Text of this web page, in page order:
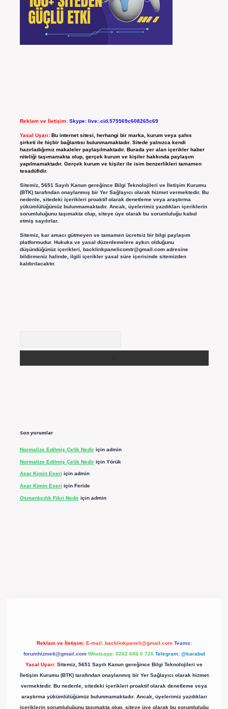
Reklam ve İletişim: Skype: live:.cid.575569c608265c69
Yasal Uyarı: Bu internet sitesi, herhangi bir marka, kurum veya şahıs
şirketi ile hiçbir bağlantısı bulunmamaktadır. Sitede yalnızca kendi
hazırladığımız makaleler paylaşılmaktadır. Burada yer alan içerikler haber
niteliği taşımamakta olup, gerçek kurum ve kişiler hakkında paylaşım
yapılmamaktadır. Gerçek kurum ve kişiler ile isim benzerlikleri tamamen
tesadüfidir.
Sitemiz, 5651 Sayılı Kanun gereğince Bilgi Teknolojileri ve İletişim Kurumu
(BTK) tarafından onaylanmış bir Yer Sağlayıcı olarak hizmet vermektedir. Bu
nedenle, sitedeki içerikleri proaktif olarak denetleme veya araştırma
yükümlülüğümüz bulunmamaktadır. Ancak, üyelerimiz yazdıkları içeriklerin
sorumluluğunu taşımakta olup, siteye üye olarak bu sorumluluğu kabul
etmiş sayılırlar.
Sitemiz, kar amacı gütmeyen ve tamamen ücretsiz bir bilgi paylaşım
platformudur. Hukuka ve yasal düzenlemelere aykırı olduğunu
düşündüğünüz içerikleri, backlinkpanelicomtr@gmail.comadresine
bildirmeniz halinde, ilgili içerikler yasal süre içerisinde sitemizden
kaldırılacaktır.
Son yorumlar
Normalize Edilmiş Çelik Nediriçin admin
Normalize Edilmiş Çelik Nediriçin Yörük
Asar Kimin Eseri için admin
Asar Kimin Eseri için Feride
Osmanlıcılık Fikri Nediriçin admin
Reklam ve İletişim: E-mail: backlinkpaneli@gmail.com Teams:
forumhizmeti@gmail.com Whatsapp: 0262 606 0 726 Telegram: @karabul
Yasal Uyarı: Sitemiz, 5651 Sayılı Kanun gereğince Bilgi Teknolojileri ve
İletişim Kurumu (BTK) tarafından onaylanmış bir Yer Sağlayıcı olarak hizmet
vermektedir. Bu nedenle, sitedeki içerikleri proaktif olarak denetleme veya
araştırma yükümlülüğümüz bulunmamaktadır. Ancak, üyelerimiz yazdıkları
içeriklerin sorumluluğunu taşımakta olup, siteye üye olarak bu sorumluluğu